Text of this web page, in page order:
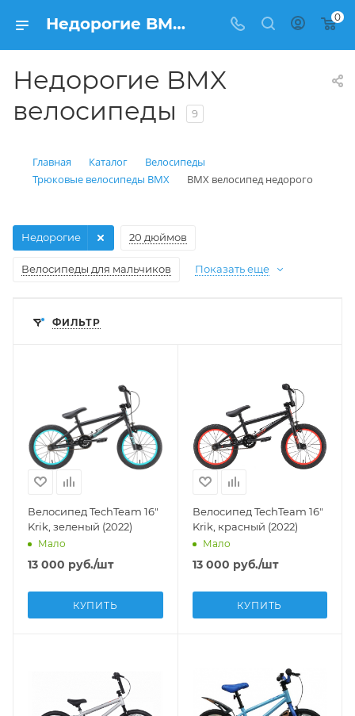
Недорогие BMX велосипеды купить в Балашихе: цена от рублей | Интернет магазин Вело150 0
Недорогие BMX
велосипеды
9
Главная Каталог
Велосипеды
Трюковые велосипеды BMX
BMX велосипед недорого
20 дюймов
Недорогие
Велосипеды для мальчиков Показать еще
ФИЛЬТР
Велосипед TechTeam 16"
Krik, зеленый (2022)
Мало
13 000 руб./шт
КУПИТЬ
Велосипед TechTeam 16"
Krik, красный (2022)
Мало
13 000 руб./шт
КУПИТЬ